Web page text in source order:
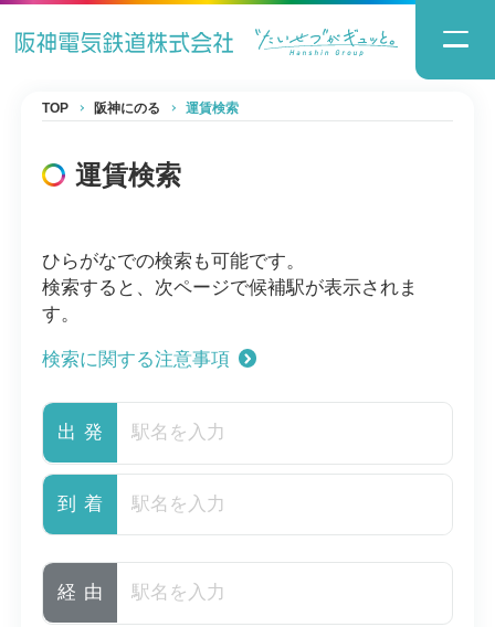
TOP 阪神にのる 運賃検索
運賃検索
ひらがなでの検索も可能です。
検索すると、次ページで候補駅が表示されま
す。
検索に関する注意事項
出発
到着
経由